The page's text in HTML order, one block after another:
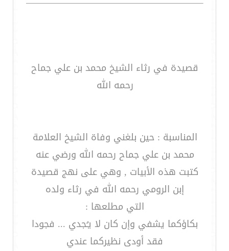
قصيدة في رثاء الشيخ محمد بن علي جماح
رحمه الله
المناسبة : حين بلغني وفاة الشيخ العلامة
محمد بن علي جماح رحمه الله ورضي عنه
كتبت هذه الأبيات , وهي على نهج قصيدة
إبن الرومي رحمه الله في رثاء ولده
التي مطلعها :
بكاؤكما يشفي وإن كان لا يـُجدي ... فجودا
فقد أودى نظيركما عندي